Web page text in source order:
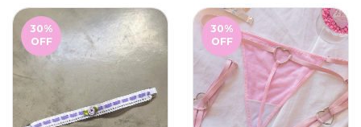
30%
OFF
30%
OFF